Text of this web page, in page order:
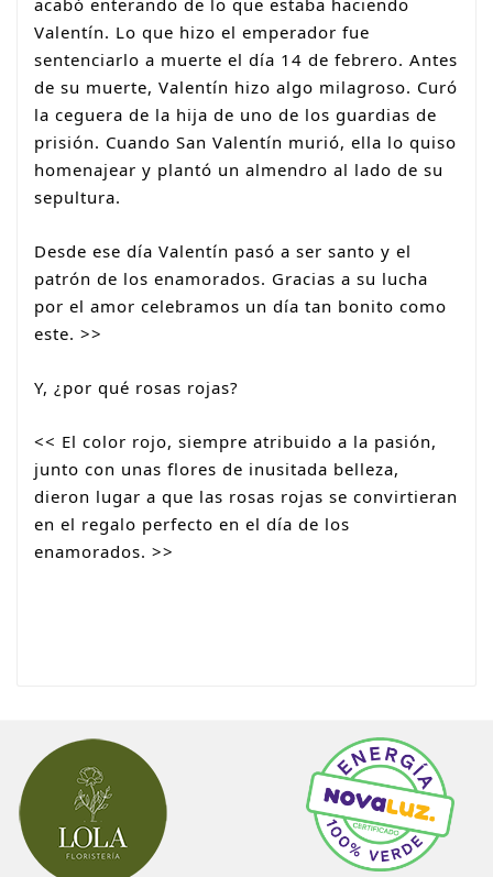
Valentín. Lo que hizo el emperador fue
sentenciarlo a muerte el día 14 de febrero. Antes
de su muerte, Valentín hizo algo milagroso. Curó
la ceguera de la hija de uno de los guardias de
prisión. Cuando San Valentín murió, ella lo quiso
homenajear y plantó un almendro al lado de su
sepultura.
Desde ese día Valentín pasó a ser santo y el
patrón de los enamorados. Gracias a su lucha
por el amor celebramos un día tan bonito como
este. >>
Y, ¿por qué rosas rojas?
<< El color rojo, siempre atribuido a la pasión,
junto con unas flores de inusitada belleza,
dieron lugar a que las rosas rojas se convirtieran
en el regalo perfecto en el día de los
enamorados. >>